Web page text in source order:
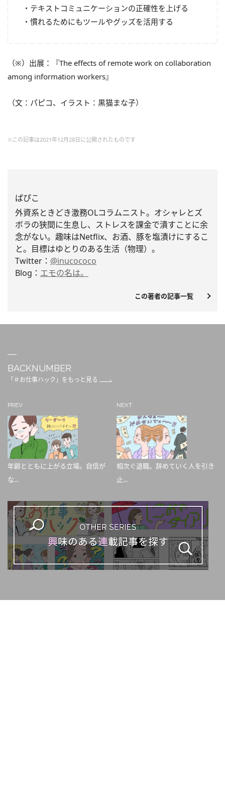
・テキストコミュニケーションの正確性を上げる
・慣れるためにもツールやグッズを活用する
（※）出展：『The effects of remote work on collaboration
among information workers』
（文：パピコ、イラスト：黒猫まな子）
※この記事は2021年12月28日に公開されたものです
ぱぴこ
外資系ときどき激務OLコラムニスト。 オシャレとズ
ボラの狭間に生息し、 ストレスを課金で潰すことに余
念がない。趣味はNetflix、お酒、豚を塩漬けにするこ
と。 目標はゆとりのある生活（物理）。
Twitter： @inucococo
Blog： エモの名は。
この著者の記事一覧
BACKNUMBER
「＃お仕事ハック」をもっと見る
PREV
年齢とともに上がる立場。自信が
な...
NEXT
相次ぐ退職。辞めていく人を引き
止...